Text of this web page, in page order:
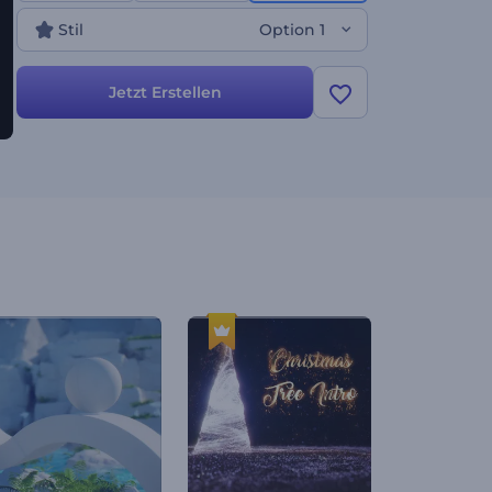
Produkteinführungen und vieles mehr. Erstellen Sie
jetzt und machen Sie Ihr Projekt zu etwas ganz
Besonderem!
Stil Option 1
Jetzt Erstellen